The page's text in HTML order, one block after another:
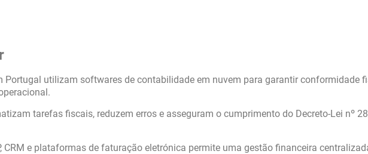
Portugal utilizam softwares de contabilidade em nuvem para garantir conformidade
tarefas fiscais, reduzem erros e asseguram o cumprimento do Decreto-Lei nº
CRM e plataformas de faturação eletrónica permite uma gestão financeira